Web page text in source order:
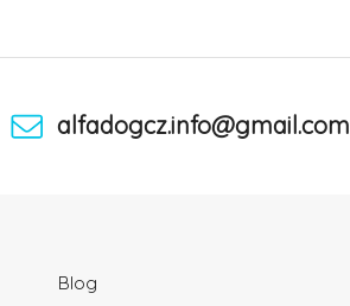
alfadogcz.info@gmail.com
Blog